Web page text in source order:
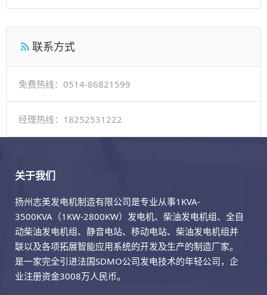
联系方式
免费热线：0514-86821599
经理热线：18252531222
关于我们
扬州志美发电机制造有限公司是专业从事1KVA-
3500KVA（1KW-2800KW）发电机、柴油发电机组、全自
动柴油发电机组、静音电站、移动电站、柴油发电机组并
联以及各项拓展智能应用系统的开发及生产的制造厂家。
是一家完全引进法国SDMO公司发电技术的年轻公司，企
业注册资金3008万人民币。